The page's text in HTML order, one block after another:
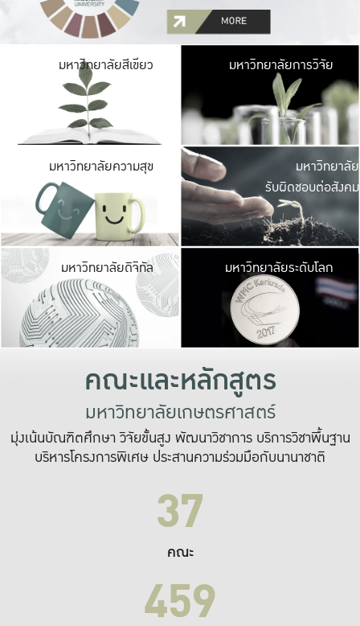
มหาวิทยาลัยสีเขียว มหาวิ
มีพื้นที่เขียวสดใส
เป็นป่าในเมือง เกษต
มหาวิทยาลัยการวิจัย
มหาวิทยาลัยความสุข มหาวิ
ค
เปิดประ
และพบเรื่องราวใ
มหาวิทยาลัย
รับผิดชอบต่อสังคม
มหาวิทยาลัยดิจิทัล มหาวิ
เปลี่ยนแปลง แล
เพื่อทำง
ระบบสารสนเทศ
มหาวิทยาลัยระดับโลก
คณะและหลักสูตร
มหาวิทยาลัยเกษตรศาสตร์
มุ่งเน้นบัณฑิตศึกษา วิจัยขั้นสูง พัฒนาวิชาการ บริการวิชาพื้นฐาน
บริหารโครงการพิเศษ ประสานความร่วมมือกับนานาชาติ
37
คณะ
459